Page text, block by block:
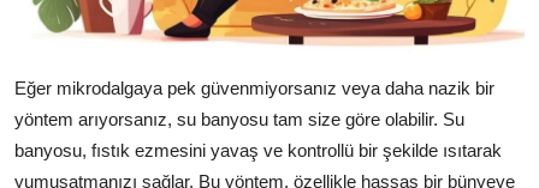
Eğer mikrodalgaya pek güvenmiyorsanız veya daha nazik bir
yöntem arıyorsanız, su banyosu tam size göre olabilir. Su
banyosu, fıstık ezmesini yavaş ve kontrollü bir şekilde ısıtarak
yumuşatmanızı sağlar. Bu yöntem, özellikle hassas bir bünyeye